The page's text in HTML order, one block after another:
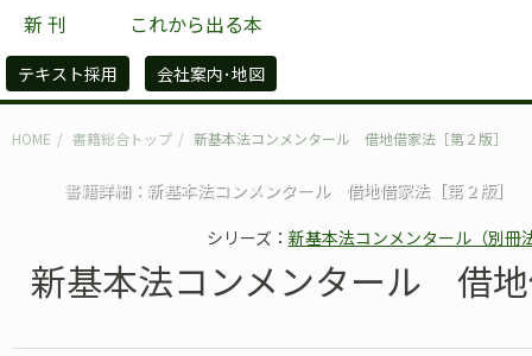
新 刊 これから出る本
テキスト採用 会社案内･地図
HOME 書籍総合トップ 新基本法コンメンタール 借地借家法［第２版］
書籍詳細：新基本法コンメンタール 借地借家法［第２版］
シリーズ： 新基本法コンメンタール（別冊
新基本法コンメンタール 借